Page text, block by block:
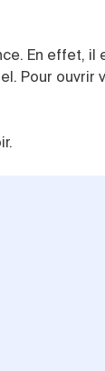
En effet, il
Pour ouvrir